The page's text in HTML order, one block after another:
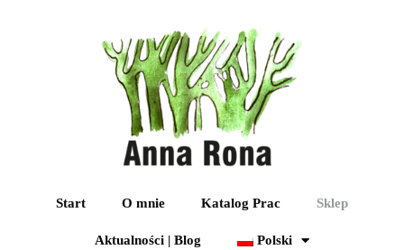
Start O mnie Katalog Prac Sklep
Aktualności | Blog Polski